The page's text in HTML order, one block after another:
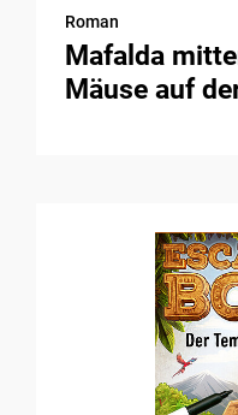
Roman
Mafalda
Mäuse auf